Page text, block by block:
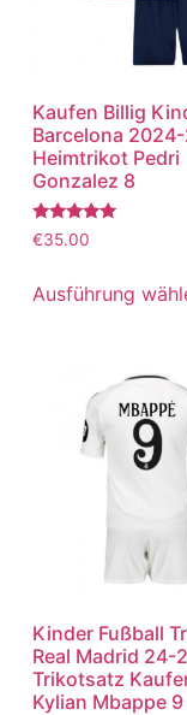
Kaufen Billig
Barcelona
Heimtrikot Pedri
Gonzalez 8
Bewertet
mit
von 5
€35.00
Ausführung
Kinder Fußball
Real Madrid 24-
Trikotsatz
Kylian Mbappe 9